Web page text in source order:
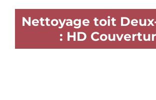
Nettoyage toit
: HD